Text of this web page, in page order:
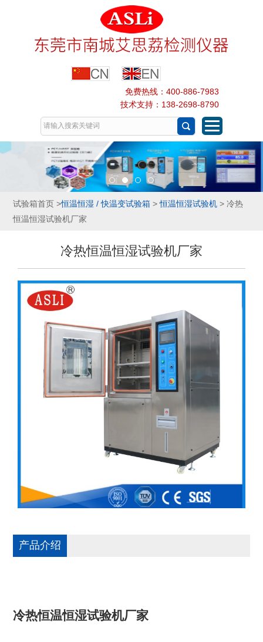
免费热线：400-886-7983
技术支持：138-2698-8790
试验箱首页>恒温恒湿 / 快温变试验箱>恒温恒湿试验机> 冷热
恒温恒湿试验机厂家
冷热恒温恒湿试验机厂家
产品介绍
冷热恒温恒湿试验机厂家